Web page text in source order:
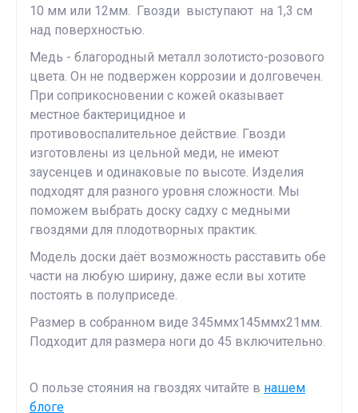
10 мм или 12мм. Гвозди выступают на 1,3 см
над поверхностью.
Медь - благородный металл золотисто-розового
цвета. Он не подвержен коррозии и долговечен.
При соприкосновении с кожей оказывает
местное бактерицидное и
противовоспалительное действие. Гвозди
изготовлены из цельной меди, не имеют
заусенцев и одинаковые по высоте. Изделия
подходят для разного уровня сложности. Мы
поможем выбрать доску садху с медными
гвоздями для плодотворных практик.
Модель доски даёт возможность расставить обе
части на любую ширину, даже если вы хотите
постоять в полуприседе.
Размер в собранном виде 345ммх145ммх21мм.
Подходит для размера ноги до 45 включительно.
О пользе стояния на гвоздях читайте в нашем
блоге